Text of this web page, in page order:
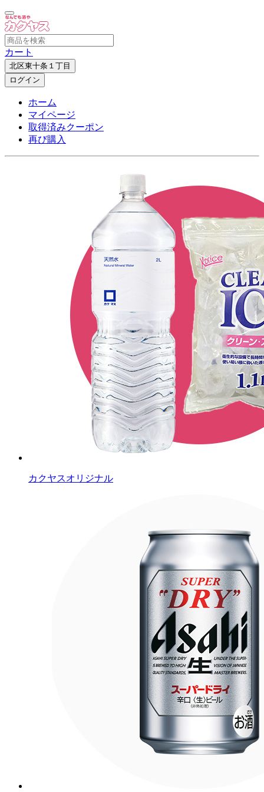
カート
北区東十条１丁目
ログイン
ホーム
マイページ
取得済みクーポン
再び購入
カクヤスオリジナル